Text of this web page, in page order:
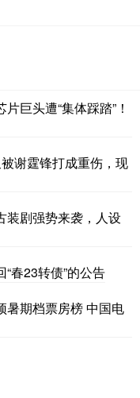
巨头遭“集体踩踏”！
谢霆锋打成重伤，现
装剧强势来袭，人设
春23转债”的公告
暑期档票房榜 中国电